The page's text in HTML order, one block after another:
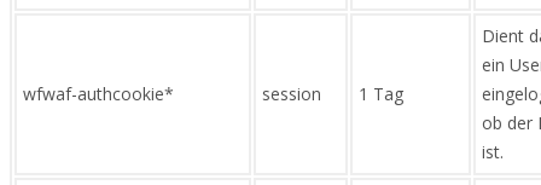
wfwaf-authcookie* session 1 Tag
Dient
ein
ob der
ist.